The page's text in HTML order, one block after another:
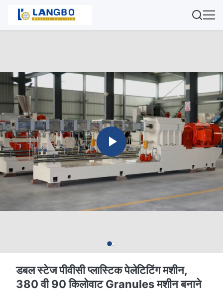
डबल स्टेज पीवीसी प्लास्टिक पेलेटिटिंग मशीन,
380 वी 90 किलोवाट Granules मशीन बनाने